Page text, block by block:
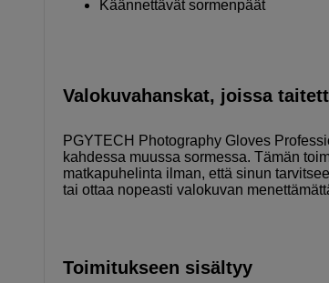
Käännettävät sormenpäät
Valokuvahanskat, joissa
PGYTECH Photography Gloves
kahdessa muussa sormessa. Tämän
matkapuhelinta ilman, että sinun
tai ottaa nopeasti valokuvan
Toimitukseen sisältyy